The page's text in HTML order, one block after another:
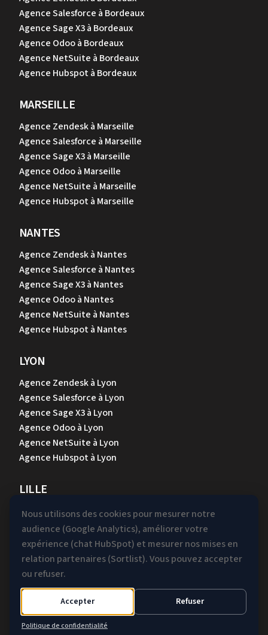
Agence Salesforce à Bordeaux
Agence Sage X3 à Bordeaux
Agence Odoo à Bordeaux
Agence NetSuite à Bordeaux
Agence Hubspot à Bordeaux
MARSEILLE
Agence Zendesk à Marseille
Agence Salesforce à Marseille
Agence Sage X3 à Marseille
Agence Odoo à Marseille
Agence NetSuite à Marseille
Agence Hubspot à Marseille
NANTES
Agence Zendesk à Nantes
Agence Salesforce à Nantes
Agence Sage X3 à Nantes
Agence Odoo à Nantes
Agence NetSuite à Nantes
Agence Hubspot à Nantes
LYON
Agence Zendesk à Lyon
Agence Salesforce à Lyon
Agence Sage X3 à Lyon
Agence Odoo à Lyon
Agence NetSuite à Lyon
Agence Hubspot à Lyon
LILLE
Agence Zendesk à Lille
Agence Salesforce à Lille
Agence Sage X3 à Lille
Agence Odoo à Lille
Agence NetSuite à Lille
Agence Hubspot à Lille
Mentions légales &
Confidentialité
Gestion des
Nous utilisons des cookies pour mesurer notre
audience (Google Analytics), améliorer votre
expérience (chat HubSpot) et mesurer nos mises en
relation partenaires (Sortlist). Vous pouvez accepter
ou refuser.
Accepter Refuser
Politique de confidentialité